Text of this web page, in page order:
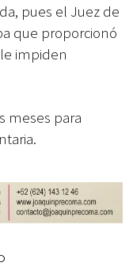
pues el Juez de
que proporcionó
impiden
meses para